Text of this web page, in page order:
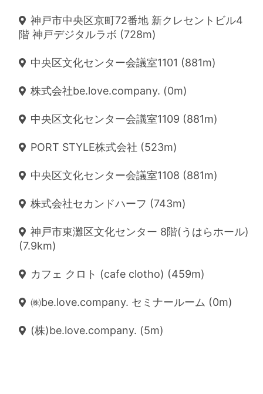
神戸市中央区京町72番地 新クレセントビル4
階 神戸デジタルラボ (728m)
中央区文化センター会議室1101 (881m)
株式会社be.love.company. (0m)
中央区文化センター会議室1109 (881m)
PORT STYLE株式会社 (523m)
中央区文化センター会議室1108 (881m)
株式会社セカンドハーフ (743m)
神戸市東灘区文化センター 8階(うはらホール)
(7.9km)
カフェ クロト (cafe clotho) (459m)
㈱be.love.company. セミナールーム (0m)
(株)be.love.company. (5m)